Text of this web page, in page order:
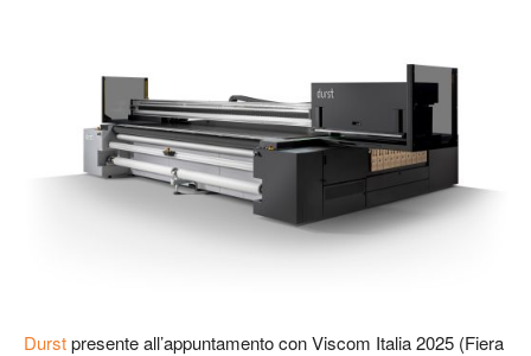
Durstpresente all’appuntamento con Viscom Italia 2025 (Fiera